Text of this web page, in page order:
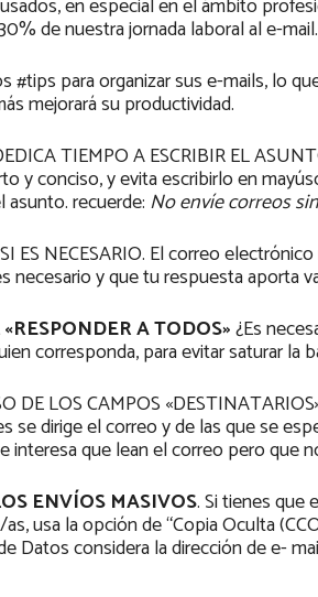
en especial en el ámbito
de nuestra jornada laboral al e-
#tips para organizar sus e-mails, lo
mejorará su productividad.
TIEMPO A ESCRIBIR EL
y conciso, y evita escribirlo en
recuerde: No envíe correos
ES NECESARIO. El correo
necesario y que tu respuesta aporta
A TODOS»¿Es
corresponda, para evitar saturar
DE LOS CAMPOS
se dirige el correo y de las que se
interesa que lean el correo pero que
ENVÍOS MASIVOS. Si tienes que
usa la opción de “Copia Oculta
Datos considera la dirección de e-